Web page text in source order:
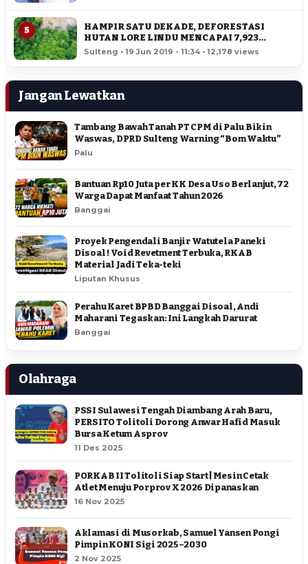
5
HAMPIR SATU DEKADE, DEFORESTASI
HUTAN LORE LINDU MENCAPAI 7,923
HEKTAR
Sulteng • 19 Jun 2019 - 11:34 • 12,178 views
Jangan Lewatkan
Tambang Bawah Tanah PT CPM di Palu Bikin
Waswas, DPRD Sulteng Warning “Bom Waktu”
Palu
Bantuan Rp10 Juta per KK Desa Uso Berlanjut, 72
Warga Dapat Manfaat Tahun 2026
Banggai
Proyek Pengendali Banjir Watutela Paneki
Disoal ! Void Revetment Terbuka, RKAB
Material Jadi Teka-teki
Liputan Khusus
Perahu Karet BPBD Banggai Disoal, Andi
Maharani Tegaskan: Ini Langkah Darurat
Banggai
Olahraga
PSSI Sulawesi Tengah Diambang Arah Baru,
PERSITO Tolitoli Dorong Anwar Hafid Masuk
Bursa Ketum Asprov
11 Des 2025
PORKAB II Tolitoli Siap Start | Mesin Cetak
Atlet Menuju Porprov X 2026 Dipanaskan
16 Nov 2025
Aklamasi di Musorkab, Samuel Yansen Pongi
Pimpin KONI Sigi 2025–2030
2 Nov 2025